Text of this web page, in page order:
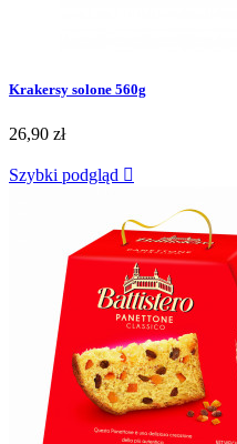
Krakersy solone 560g
26,90 zł
Szybki podgląd 